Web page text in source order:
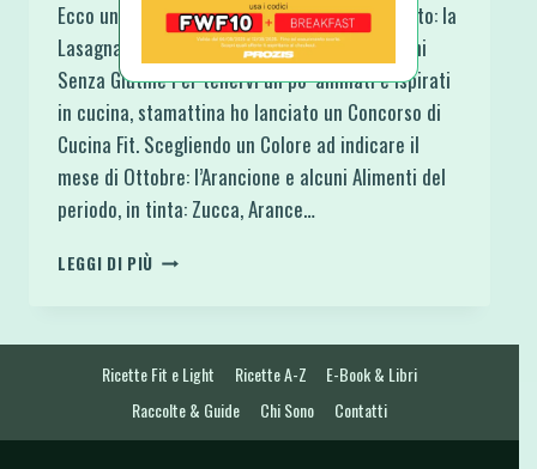
Ecco una ricetta goduriosa vecchia come il sito: la
Lasagna di Patate Dolci con Crema di Peperoni
Senza Glutine Per tenervi un po’ animati e ispirati
in cucina, stamattina ho lanciato un Concorso di
Cucina Fit. Scegliendo un Colore ad indicare il
mese di Ottobre: l’Arancione e alcuni Alimenti del
periodo, in tinta: Zucca, Arance…
LEGGI DI PIÙ LASAGNA
CREMA
DI
Ricette Fit e Light Ricette A-Z
E-Book & Libri
Raccolte & Guide
Chi Sono Contatti